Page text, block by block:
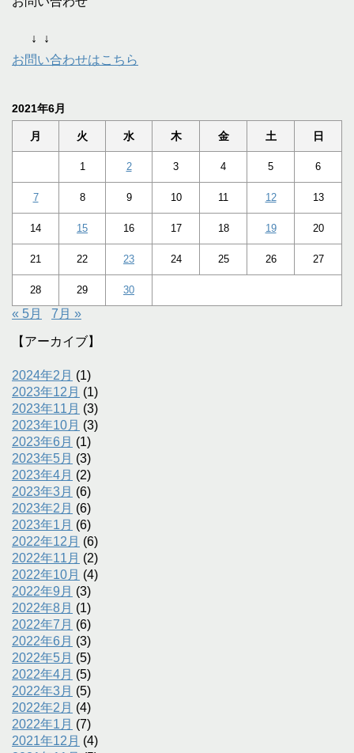
↓
↓
お問い合わせはこちら
2021年6月
月 火 水 木 金 土 日
1 2 3 4 5 6
7 8 9 10 11 12 13
14 15 16 17 18 19 20
21 22 23 24 25 26 27
28 29 30
« 5月 7月 »
【アーカイブ】
2024年2月 (1)
2023年12月 (1)
2023年11月 (3)
2023年10月 (3)
2023年6月 (1)
2023年5月 (3)
2023年4月 (2)
2023年3月 (6)
2023年2月 (6)
2023年1月 (6)
2022年12月 (6)
2022年11月 (2)
2022年10月 (4)
2022年9月 (3)
2022年8月 (1)
2022年7月 (6)
2022年6月 (3)
2022年5月 (5)
2022年4月 (5)
2022年3月 (5)
2022年2月 (4)
2022年1月 (7)
2021年12月 (4)